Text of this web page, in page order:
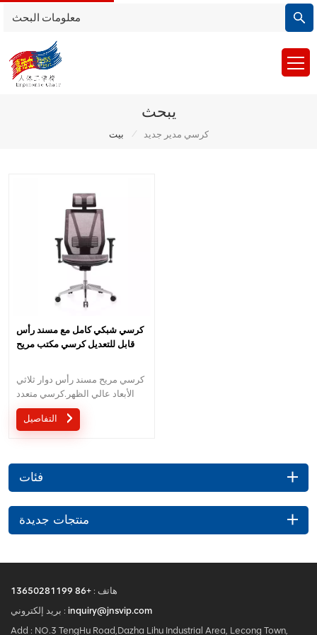
يبحث
بيت / كرسي مدير جديد
كرسي شبكي كامل مع مسند رأس
قابل للتعديل كرسي مكتب مريح
كرسي مريح مسند رأس دوار ثلاثي
الأبعاد عالي الظهر.كرسي متعدد
الوظائف مع مسند رأس ثلاثي
فئات
منتجات جديدة
هاتف : +86 13650281199
بريد إلكتروني : inquiry@jnsvip.com
Add : NO.3 TengHu Road,Dazha Lihu Industrial Area, Lecong Town,